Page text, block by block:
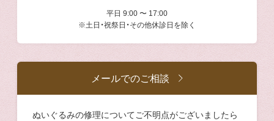
平日 9:00 〜 17:00
※土日・祝祭日・その他休診日を除く
メールでのご相談
ぬいぐるみの修理についてご不明点がございましたら